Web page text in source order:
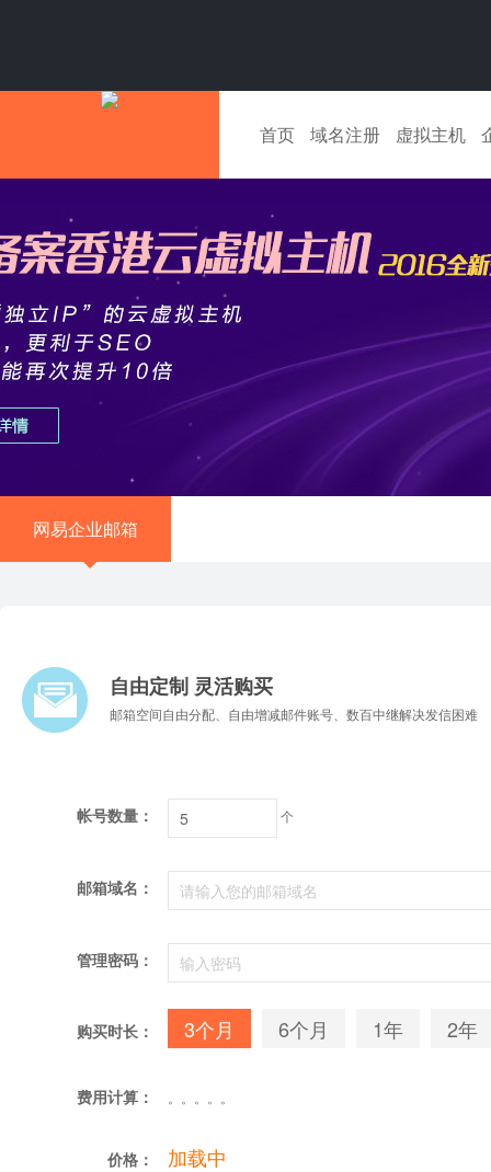
首页 域名注册 虚拟主机
网易企业邮箱
自由定制 灵活购买
邮箱空间自由分配、自由增减邮件账号、数百中继解决发信困难
帐号数量： 个
邮箱域名：
管理密码：
购买时长： 3个月 6个月 1年 2年
费用计算： 。。。。。
价格： 加载中